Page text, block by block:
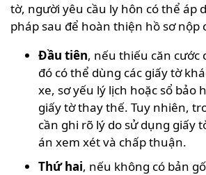
tờ, người yêu cầu ly hôn có thể áp
pháp sau để hoàn thiện hồ sơ nộp
Đầu tiên, nếu thiếu căn cước
đó có thể dùng các giấy tờ
xe, sơ yếu lý lịch hoặc sổ bảo
giấy tờ thay thế. Tuy nhiên,
cần ghi rõ lý do sử dụng giấy
án xem xét và chấp thuận.
Thứ hai, nếu không có bản